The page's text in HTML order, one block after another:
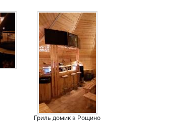
Гриль домик в Рощино